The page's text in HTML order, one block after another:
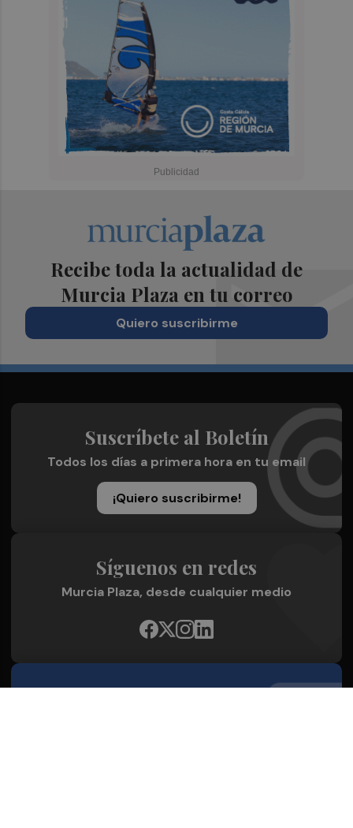
Recibe toda la actualidad de
Murcia Plaza en tu correo
Quiero suscribirme
Suscríbete al Boletín
Todos los días a primera hora en tu email
¡Quiero suscribirme!
Síguenos en redes
Murcia Plaza, desde cualquier medio